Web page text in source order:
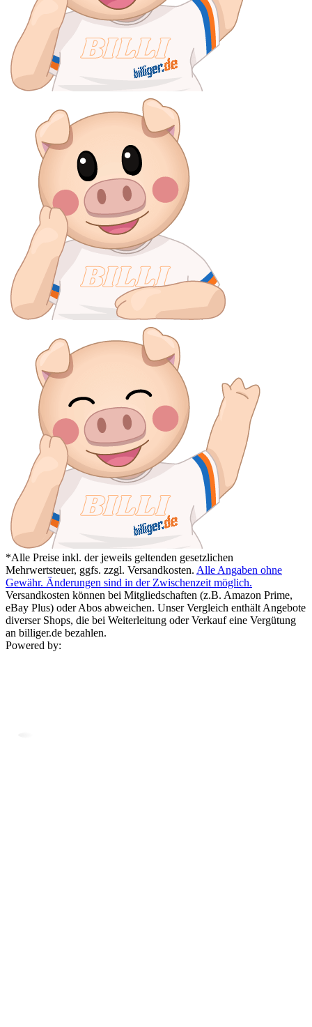
*Alle Preise inkl. der jeweils geltenden gesetzlichen
Mehrwertsteuer, ggfs. zzgl. Versandkosten. Alle Angaben ohne
Gewähr. Änderungen sind in der Zwischenzeit möglich.
Versandkosten können bei Mitgliedschaften (z.B. Amazon Prime,
eBay Plus) oder Abos abweichen. Unser Vergleich enthält Angebote
diverser Shops, die bei Weiterleitung oder Verkauf eine Vergütung
an billiger.de bezahlen.
Powered by: